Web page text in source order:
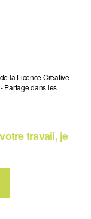
la Licence Creative
Partage dans les
travail, je